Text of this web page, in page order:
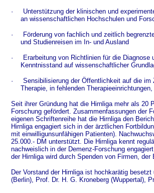
·
Unterstützung der klinischen und
an wissenschaftlichen Hochschulen und
·
Förderung von fachlich und zeitlich
und Studienreisen im In- und Ausland
·
Erarbeitung von Richtlinien für die
Kenntnisstand auf wissenschaftlicher
·
Sensibilisierung der Öffentlichkeit auf die
Therapie, in fehlenden
Seit ihrer Gründung hat die Hirnliga mehr als 20
Forschung gefördert. Zusammenfassungen der
eigenen Schriftenreihe hat die Hirnliga den
Hirnliga engagiert sich in der ärztlichen
mit einwilligunsunfähigen Patienten).
25.000.- DM unterstützt. Die Hirnliga kennt
nachweislich in der Demenz-Forschung
der Hirnliga wird durch Spenden von Firmen,
Der Vorstand der Hirnliga ist hochkarätig
(Berlin), Prof. Dr. H. G. Kroneberg (Wuppertal),